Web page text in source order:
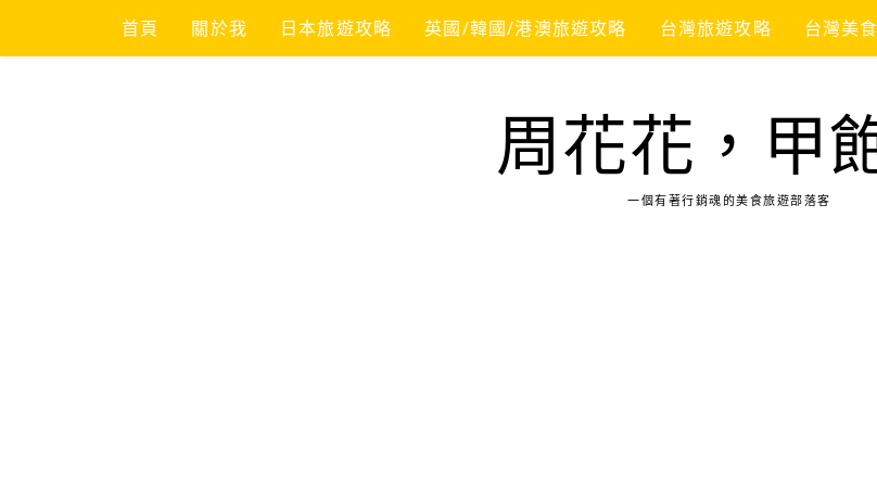
content
首頁 關於我 日本旅遊攻略 英國/韓國/港澳旅遊攻略 台灣旅遊攻略 台灣美
周花花，甲
一個有著行銷魂的美食旅遊部落客